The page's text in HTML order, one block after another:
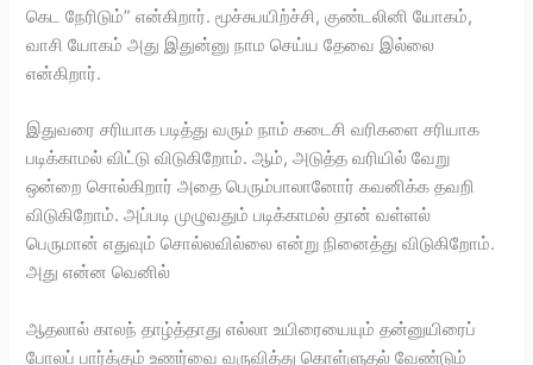
கெட நேரிடும்” என்கிறார். மூச்சுபயிற்ச்சி, குண்டலினி யோகம்,
வாசி யோகம் அது இதுன்னு நாம செய்ய தேவை இல்லை
என்கிறார்.
இதுவரை சரியாக படித்து வரும் நாம் கடைசி வரிகளை சரியாக
படிக்காமல் விட்டு விடுகிறோம். ஆம், அடுத்த வரியில் வேறு
ஒன்றை சொல்கிறார் அதை பெரும்பாலானோர் கவனிக்க தவறி
விடுகிறோம். அப்படி முழுவதும் படிக்காமல் தான் வள்ளல்
பெருமான் எதுவும் சொல்லவில்லை என்று நினைத்து விடுகிறோம்.
அது என்ன வெனில்
ஆதலால் காலந் தாழ்த்தாது எல்லா உயிரையையும் தன்னுயிரைப்
போலப் பார்க்கும் உணர்வை வருவித்து கொள்ளுதல் வேண்டும்